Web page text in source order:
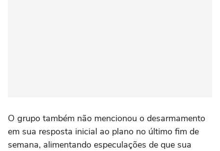
O grupo também não mencionou o desarmamento
em sua resposta inicial ao plano no último fim de
semana, alimentando especulações de que sua